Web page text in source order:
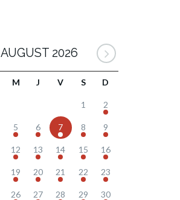
AUGUST 2026
M J V S D
1 2
5 6 7 8 9
12 13 14 15 16
19 20 21 22 23
26 27 28 29 30